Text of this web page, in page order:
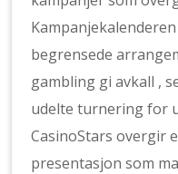
begrensede
gambling gi avkall ,
udelte turnering for
CasinoStars overgir
presentasjon som